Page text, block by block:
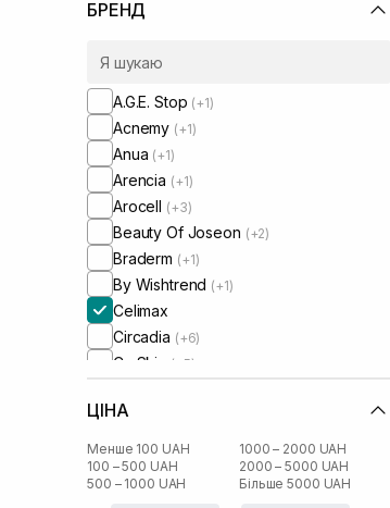
БРЕНД
A.G.E. Stop (+1)
Acnemy (+1)
Anua (+1)
Arencia (+1)
Arocell (+3)
Beauty Of Joseon (+2)
Braderm (+1)
By Wishtrend (+1)
Celimax
Circadia (+6)
Cu Skin (+5)
DMK
Dear, Klairs
Dermedic
Dr. Ceuracle
ЦІНА
Менше 100 UAH
100 – 500 UAH
500 – 1000 UAH
1000 – 2000 UAH
2000 – 5000 UAH
Більше 5000 UAH